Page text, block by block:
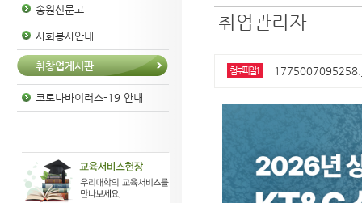
송원신문고
사회봉사안내
취창업게시판
코로나바이러스-19 안내
취업관리자
첨부파일1